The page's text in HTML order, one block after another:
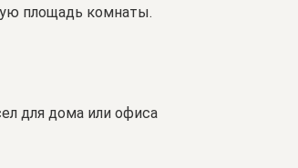
площадь комнаты.
для дома или офиса